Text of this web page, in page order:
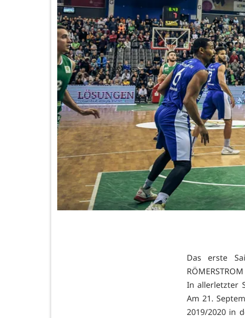
Das erste
In allerletzter
Am 21.
2019/2020 in